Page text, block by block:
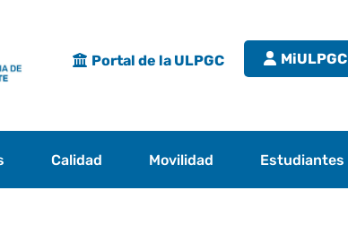
Portal de la ULPGC MiULPGC
Calidad Movilidad Estudiantes